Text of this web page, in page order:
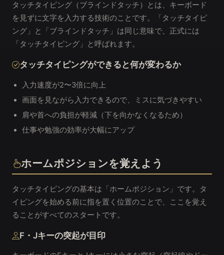
タッチタイピング（ブラインドタッチ）とは、キーボード
を見ずに文字を入力する技術のことです。「タッチタイピ
ング」と「ブラインドタッチ」は同じ意味で、正式には
「タッチタイピング」と呼ばれます。
タッチタイピングができると何が変わるか
入力速度が2〜3倍に向上
画面を見ながら入力できるので、ミスに気づきやすい
肩や首への負担が軽減（下を向かなくなるため）
仕事や勉強の効率が大幅にアップ
ホームポジションを覚えよう
タッチタイピングの基本は「ホームポジション」です。タ
イピングを始める前に指を置く位置のことで、ここを覚え
ることがすべてのスタートです。
F・Jキーの突起が目印